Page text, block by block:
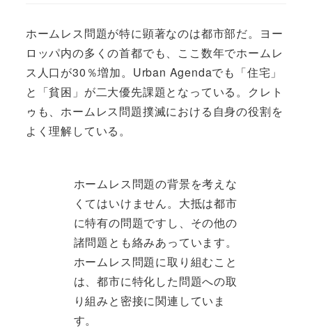
ホームレス問題が特に顕著なのは都市部だ。ヨー
ロッパ内の多くの首都でも、ここ数年でホームレ
ス人口が30％増加。Urban Agendaでも「住宅」
と「貧困」が二大優先課題となっている。クレト
ゥも、ホームレス問題撲滅における自身の役割を
よく理解している。
ホームレス問題の背景を考えな
くてはいけません。大抵は都市
に特有の問題ですし、その他の
諸問題とも絡みあっています。
ホームレス問題に取り組むこと
は、都市に特化した問題への取
り組みと密接に関連していま
す。